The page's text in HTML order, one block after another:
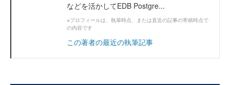
などを活かしてEDB Postgre...
※プロフィールは、執筆時点、または直近の記事の寄稿時点で
の内容です
この著者の最近の執筆記事